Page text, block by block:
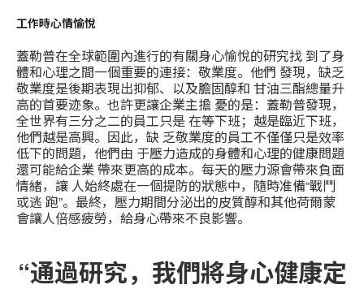
工作時心情愉悅
蓋勒普在全球範圍內進行的有關身心愉悅的研究找 到了身
體和心理之間一個重要的連接：敬業度。他們 發現，缺乏
敬業度是後期表現出抑郁、以及膽固醇和 甘油三酯總量升
高的首要迹象。也許更讓企業主擔 憂的是：蓋勒普發現，
全世界有三分之二的員工只是 在等下班；越是臨近下班，
他們越是高興。因此，缺 乏敬業度的員工不僅僅只是效率
低下的問題，他們由 于壓力造成的身體和心理的健康問題
還可能給企業 帶來更高的成本。每天的壓力源會帶來負面
情緒，讓 人始終處在一個提防的狀態中，隨時准備“戰鬥
或逃 跑”。最終，壓力期間分泌出的皮質醇和其他荷爾蒙
會讓人倍感疲勞，給身心帶來不良影響。
“通過研究，我們將身心健康定